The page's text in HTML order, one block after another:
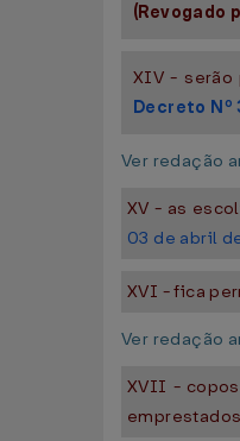
(Revogado
XIV - serão
Decreto Nº
Ver redação
XV - as
03 de abril
XVI - fica
Ver redação
XVII -